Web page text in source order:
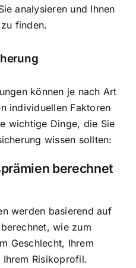
analysieren und Ihnen
finden.
können je nach Art
individuellen Faktoren
wichtige Dinge, die Sie
wissen sollten:
berechnet
werden basierend auf
wie zum
Geschlecht, Ihrem
Ihrem Risikoprofil.